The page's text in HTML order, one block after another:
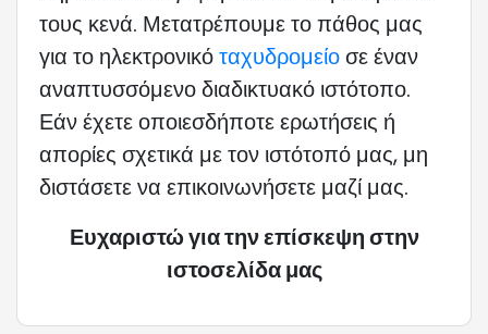
τους κενά. Μετατρέπουμε το πάθος μας
για το ηλεκτρονικόταχυδρομείοσε έναν
αναπτυσσόμενο διαδικτυακό ιστότοπο.
Εάν έχετε οποιεσδήποτε ερωτήσεις ή
απορίες σχετικά με τον ιστότοπό μας, μη
διστάσετε να επικοινωνήσετε μαζί μας.
Ευχαριστώ για την επίσκεψη στην
ιστοσελίδα μας